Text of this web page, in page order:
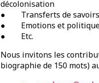
décolonisation
● Transferts de savoirs
● Emotions et politique :
● Etc.
Nous invitons les
biographie de 150 mots)